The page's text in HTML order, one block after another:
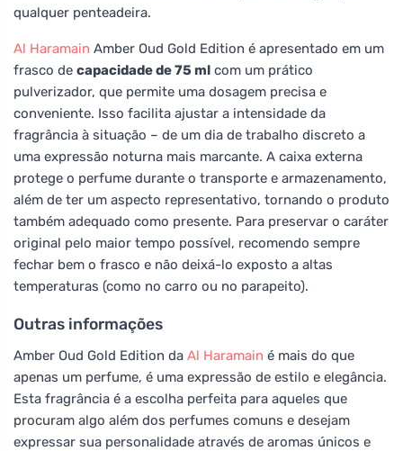
qualquer penteadeira.
Al Haramain Amber Oud Gold Edition é apresentado em um
frasco de capacidade de 75 ml com um prático
pulverizador, que permite uma dosagem precisa e
conveniente. Isso facilita ajustar a intensidade da
fragrância à situação – de um dia de trabalho discreto a
uma expressão noturna mais marcante. A caixa externa
protege o perfume durante o transporte e armazenamento,
além de ter um aspecto representativo, tornando o produto
também adequado como presente. Para preservar o caráter
original pelo maior tempo possível, recomendo sempre
fechar bem o frasco e não deixá-lo exposto a altas
temperaturas (como no carro ou no parapeito).
Outras informações
Amber Oud Gold Edition da Al Haramain é mais do que
apenas um perfume, é uma expressão de estilo e elegância.
Esta fragrância é a escolha perfeita para aqueles que
procuram algo além dos perfumes comuns e desejam
expressar sua personalidade através de aromas únicos e